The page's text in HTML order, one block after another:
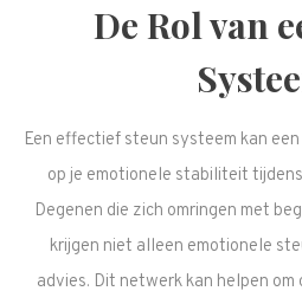
De Rol van
Een effectief steun systeem kan
op je emotionele stabiliteit
Degenen die zich omringen met
krijgen niet alleen emotionele
advies. Dit netwerk kan helpen